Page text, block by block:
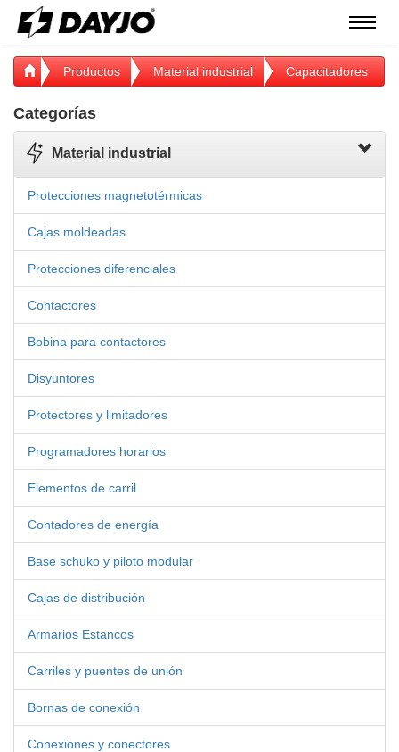
Menú
Productos Material industrial Capacitadores
Categorías
Material industrial
Protecciones magnetotérmicas
Cajas moldeadas
Protecciones diferenciales
Contactores
Bobina para contactores
Disyuntores
Protectores y limitadores
Programadores horarios
Elementos de carril
Contadores de energía
Base schuko y piloto modular
Cajas de distribución
Armarios Estancos
Carriles y puentes de unión
Bornas de conexión
Conexiones y conectores